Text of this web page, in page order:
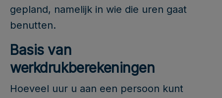
gepland, namelijk in wie die uren gaat
benutten.
Basis van
werkdrukberekeningen
Hoeveel uur u aan een persoon kunt